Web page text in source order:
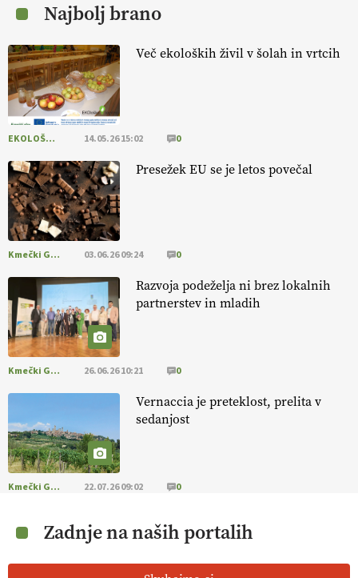
EKOloško = logično: ekološka kmetija
EKOloško = logično: VLOG Okus je
pomembnejši od izgleda
EKOloško = logično: ekološka kmetija PR'
RAKARI
Najbolj brano
Več ekoloških živil v šolah in vrtcih
EKOLOŠKO LOGIČNO 14.05.26 15:02 0
Presežek EU se je letos povečal
Kmečki Glas 03.06.26 09:24 0
Razvoja podeželja ni brez lokalnih
partnerstev in mladih
Kmečki Glas 26.06.26 10:21 0
Vernaccia je preteklost, prelita v
sedanjost
Kmečki Glas 22.07.26 09:02 0
Zadnje na naših portalih